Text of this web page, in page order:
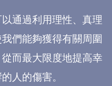
通過利用理性、真理
們能夠獲得有關周圍
而最大限度地提高幸
人的傷害。